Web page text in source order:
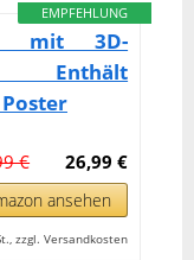
EMPFEHLUNG
mit 3D-
Enthält
26,99 €
€
ansehen
zzgl. Versandkosten